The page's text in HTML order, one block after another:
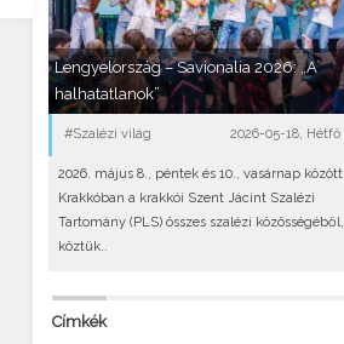
Lengyelország – Savionalia 2026: „A
halhatatlanok”
#Szalézi világ 2026-05-18, Hétfő
2026. május 8., péntek és 10., vasárnap között
Krakkóban a krakkói Szent Jácint Szalézi
Tartomány (PLS) összes szalézi közösségéből,
köztük..
Címkék